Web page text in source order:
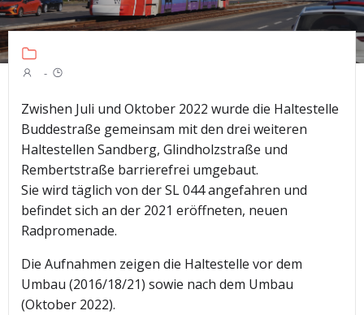
-
Zwishen Juli und Oktober 2022 wurde die Haltestelle
Buddestraße gemeinsam mit den drei weiteren
Haltestellen Sandberg, Glindholzstraße und
Rembertstraße barrierefrei umgebaut.
Sie wird täglich von der SL 044 angefahren und
befindet sich an der 2021 eröffneten, neuen
Radpromenade.
Die Aufnahmen zeigen die Haltestelle vor dem
Umbau (2016/18/21) sowie nach dem Umbau
(Oktober 2022).